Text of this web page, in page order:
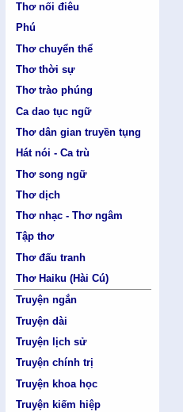
Thơ nối điêu
Phú
Thơ chuyển thể
Thơ thời sự
Thơ trào phúng
Ca dao tục ngữ
Thơ dân gian truyền tụng
Hát nói - Ca trù
Thơ song ngữ
Thơ dịch
Thơ nhạc - Thơ ngâm
Tập thơ
Thơ đấu tranh
Thơ Haiku (Hài Cú)
Truyện ngắn
Truyện dài
Truyện lịch sử
Truyện chính trị
Truyện khoa học
Truyện kiếm hiệp